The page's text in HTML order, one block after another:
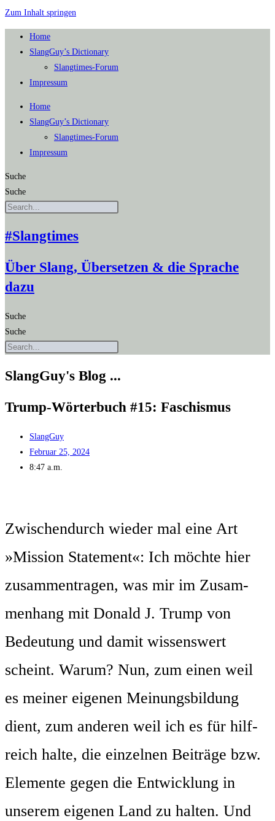
Zum Inhalt springen
Home
SlangGuy’s Dic­tion­a­ry
Slang­times-Forum
Impres­sum
Home
SlangGuy’s Dic­tion­a­ry
Slang­times-Forum
Impres­sum
Suche
Suche
#Slangtimes
Über Slang, Übersetzen & die Sprache
dazu
Suche
Suche
SlangGuy's Blog ...
Trump-Wör­ter­buch #15: Faschismus
SlangGuy
Februar 25, 2024
8:47 a.m.
Zwi­schen­durch wie­der mal eine Art
»Mis­si­on State­ment«: Ich möch­te hier
zusam­men­tra­gen, was mir im Zusam­
men­hang mit Donald J. Trump von
Bedeu­tung und damit wis­sens­wert
scheint. War­um? Nun, zum einen weil
es mei­ner eige­nen Mei­nungs­bil­dung
dient, zum ande­ren weil ich es für hilf­
reich hal­te, die ein­zel­nen Bei­trä­ge bzw.
Ele­men­te gegen die Ent­wick­lung in
unse­rem eige­nen Land zu hal­ten. Und